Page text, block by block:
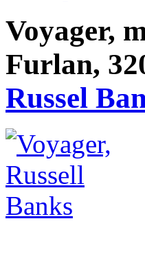
Voyager,
Furlan,
Russel